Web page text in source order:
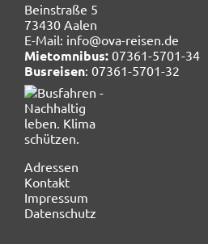
Beinstraße 5
73430 Aalen
E-Mail: info@ova-reisen.de
Mietomnibus: 07361-5701-34
Busreisen: 07361-5701-32
Navigation
überspringen
Adressen
Kontakt
Impressum
Datenschutz